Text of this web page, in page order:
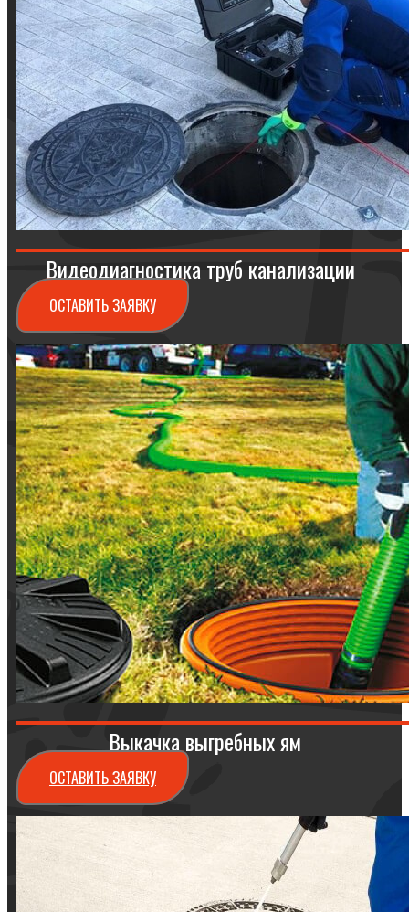
Видеодиагностика труб канализации
ОСТАВИТЬ ЗАЯВКУ
Выкачка выгребных ям
ОСТАВИТЬ ЗАЯВКУ